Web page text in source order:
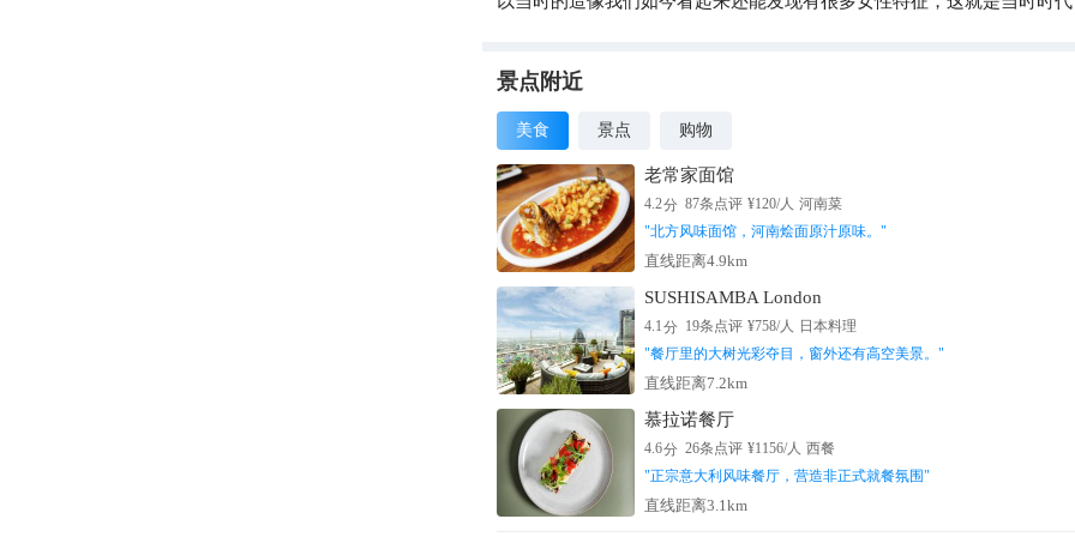
景点附近
美食 景点 购物
老常家面馆
4.2分 87条点评 ¥120/人 河南菜
"北方风味面馆，河南烩面原汁原味。 "
直线距离4.9km
SUSHISAMBA London
4.1 分 19条点评 ¥758/人
日本料理
"餐厅里的大树光彩夺目，窗外还有高空美景。 "
直线距离7.2km
慕拉诺餐厅
4.6分 26条点评 ¥1156/人 西餐
"正宗意大利风味餐厅，营造非正式就餐氛围"
直线距离3.1km